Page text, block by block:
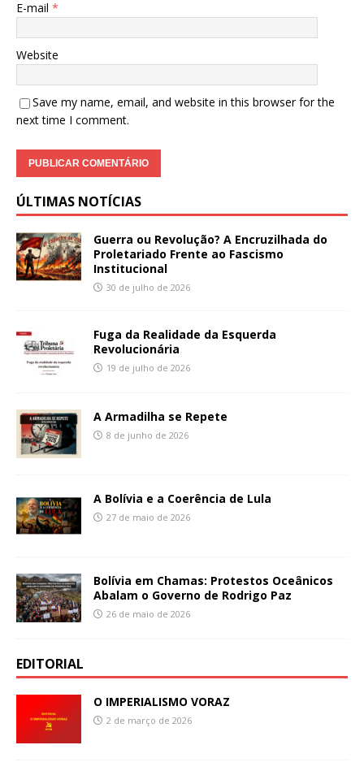
E-mail *
Website
Save my name, email, and website in this browser for the
next time I comment.
ÚLTIMAS NOTÍCIAS
Guerra ou Revolução? A Encruzilhada do
Proletariado Frente ao Fascismo
Institucional
30 de julho de 2026
Fuga da Realidade da Esquerda
Revolucionária
19 de julho de 2026
A Armadilha se Repete
8 de junho de 2026
A Bolívia e a Coerência de Lula
27 de maio de 2026
Bolívia em Chamas: Protestos Oceânicos
Abalam o Governo de Rodrigo Paz
26 de maio de 2026
EDITORIAL
O IMPERIALISMO VORAZ
2 de março de 2026